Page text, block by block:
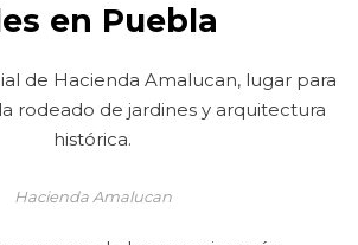
en Puebla
Hacienda Amalucan